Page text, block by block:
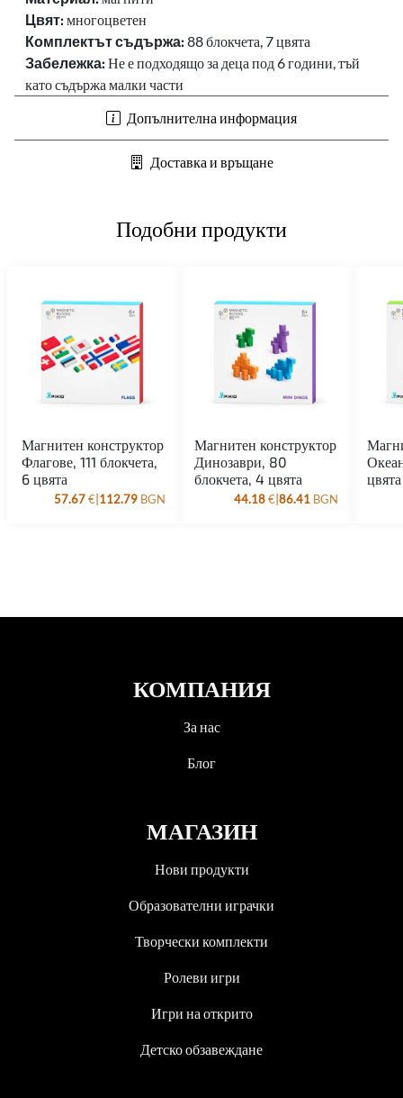
Цвят: многоцветен
Комплектът съдържа: 88 блокчета, 7 цвята
Забележка: Не е подходящо за деца под 6 години, тъй
като съдържа малки части
Допълнителна информация
Доставка и връщане
Подобни продукти
Магнитен конструктор
Флагове, 111 блокчета,
6 цвята
57.67€|112.79 BGN
Магнитен конструктор
Динозаври, 80
блокчета, 4 цвята
44.18€|86.41 BGN
цвята
КОМПАНИЯ
За нас
Блог
МАГАЗИН
Нови продукти
Образователни играчки
Творчески комплекти
Ролеви игри
Игри на открито
Детско обзавеждане